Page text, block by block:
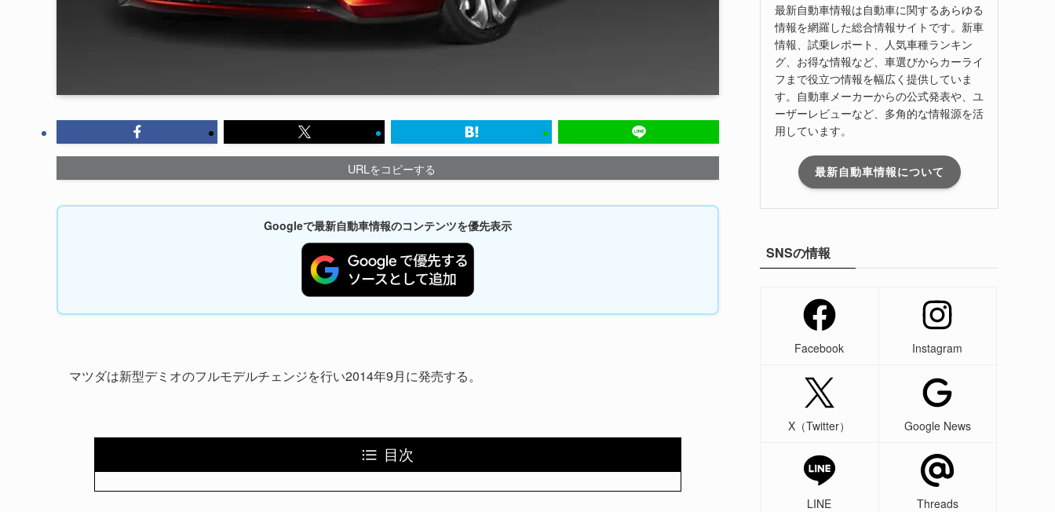
URLをコピーする
Googleで最新自動車情報のコンテンツを優先表示
マツダは新型デミオのフルモデルチェンジを行い2014年9月に発売する。
目次
最新自動車情報は自動車に関するあらゆる
情報を網羅した総合情報サイトです。新車
情報、試乗レポート、人気車種ランキン
グ、お得な情報など、車選びからカーライ
フまで役立つ情報を幅広く提供していま
す。自動車メーカーからの公式発表や、ユ
ーザーレビューなど、多角的な情報源を活
用しています。
最新自動車情報について
SNSの情報
Facebook Instagram
X（Twitter） Google News
LINE Threads